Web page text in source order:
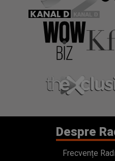
Despre
Frecvențe